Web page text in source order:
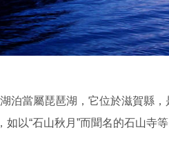
泊當屬琵琶湖，它位於滋賀縣
如以“石山秋月”而聞名的石山寺